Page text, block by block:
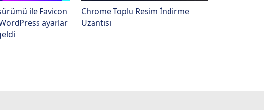
ile Favicon
ayarlar
Chrome Toplu Resim İndirme
Uzantısı